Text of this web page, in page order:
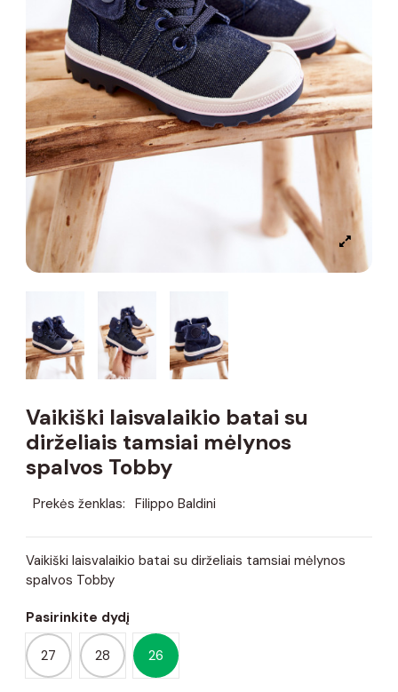
Vaikiški laisvalaikio batai su
dirželiais tamsiai mėlynos
spalvos Tobby
Prekės ženklas: Filippo Baldini
Vaikiški laisvalaikio batai su dirželiais tamsiai mėlynos
spalvos Tobby
Pasirinkite dydį
27 28 26